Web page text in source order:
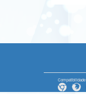
Compatibilidade